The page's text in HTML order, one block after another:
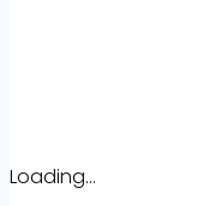
Loading...